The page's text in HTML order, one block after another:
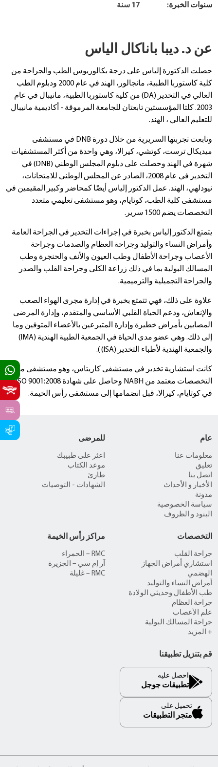
سنوات الخبرة: 17 سنة
عن د. ديبا باناكال الياس
حصلت الدكتورة إلياس على درجة بكالوريوس الطب والجراحة من
كلية كاستوربا الطبية، مانجالور، الهند في عام 2000 ودبلوم الطب
العالي في التخدير (DA) من كلية كاستوربا الطبية، مانيبال في عام
2003. كلتا المؤسستين تابعتان للجامعة المرموقة - أكاديمية مانيبال
للتعليم العالي ، الهند.
وتابعت تجربتها السريرية من خلال دورة DNB في مستشفى
ميديكال ترست، كوتشي، كيرالا، وهي واحدة من أكثر المستشفيات
شهرة في الهند وحصلت على دبلوم المجلس الوطني (DNB) في
التخدير في عام 2008، الصادر عن المجلس الوطني للامتحانات،
نيودلهي، الهند. عمل الدكتور إلياس أيضًا كمحاضر وكبير المقيمين في
مستشفى كلية الطب، كوتايام، وهو مستشفى تعليمي متعدد
التخصصات يضم 1500 سرير.
يتمتع الدكتور إلياس بخبرة في إجراءات التخدير في الجراحة العامة
وأمراض النساء والتوليد وجراحة العظام والصدمات وجراحة
الأعصاب وجراحة الأطفال وطب العيون والأنف والحنجرة وطب
المسالك البولية بما في ذلك زراعة الكلى وجراحة القلب والصدر
والجراحة التجميلية والترميمية.
علاوة على ذلك، فهي تتمتع بخبرة في إدارة مجرى الهواء الصعب
والإنعاش، ودعم الحياة القلبي الأساسي والمتقدم، وإدارة المرضى
المصابين بأمراض خطيرة وإدارة المتبرعين بالأعضاء المتوفين وما
إلى ذلك. وهي عضو مدى الحياة في الجمعية الطبية الهندية (IMA)
والجمعية الهندية لأطباء التخدير (ISA) ).
كانت استشارية تخدير في مستشفى كاريتاس، وهو مستشفى متعدد
التخصصات معتمد من NABH وحاصل على شهادة ISO 9001:2008
في كوتايام، كيرالا، قبل انضمامها إلى مستشفى رأس الخيمة.
عام
معلومات عنا
تعليق
اتصل بنا
الأخبار و الأحداث
مدونة
سياسة الخصوصية
البنود و الظروف
للمرضى
اعثر على طبيبك
موعد الكتاب
طارئ
الشهادات - التوصيات
التخصصات
جراحة القلب
استشاري أمراض الجهاز
الهضمي
أمراض النساء والتوليد
طب الأطفال وحديثي الولادة
جراحة العظام
علم الأعصاب
جراحة المسالك البولية
+ المزيد
مراكز رأس الخيمة
RMC – الحمراء
آر إم سي – الجزيرة
RMC – غليلة
قم بتنزيل تطبيقنا
احصل عليه
تطبيقات جوجل
تحميل على
متجر التطبيقات